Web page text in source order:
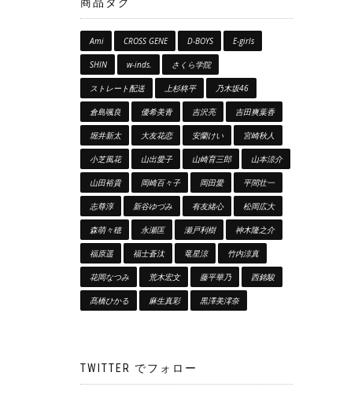
Ami CROSS GENE D-BOYS E-girls
SHIN w-inds. さくら学院
ストレート配送 上杉柊平 乃木坂46
倉島颯良 優希美青 吉沢亮 吉田爽葉香
堀井新太 大友花恋 安蘭けい 宮崎秋人
小芝風花 山出愛子 山崎育三郎 山本涼介
山田裕貴 岡崎百々子 岡田愛 平間壮一
志尊淳 新谷ゆづみ 有友緒心 松岡広大
森萌々穂 永瀬匡 瀬戸利樹 神木隆之介
福原遥 福士蒼汰 竜星涼 竹内涼真
花岡なつみ 荒木宏文 藤平華乃 西銘駿
髙橋ひかる 麻生真彩 黒澤美澪奈
TWITTER でフォロー